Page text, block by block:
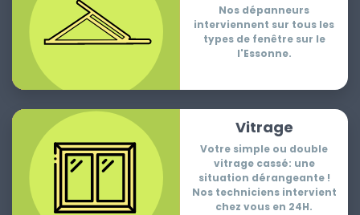
Nos dépanneurs
interviennent sur tous les
types de fenêtre sur le
l'Essonne.
Vitrage
Votre simple ou double
vitrage cassé: une
situation dérangeante !
Nos techniciens intervient
chez vous en 24H.